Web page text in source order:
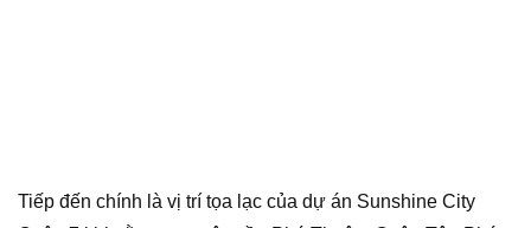
Tiếp đến chính là vị trí tọa lạc của dự án Sunshine City